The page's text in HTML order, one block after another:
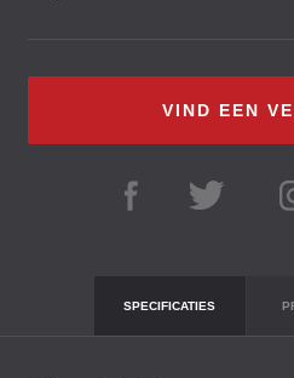
VIND EEN
SPECIFICATIES